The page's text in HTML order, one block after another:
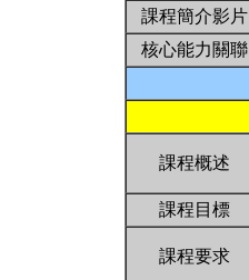
課程簡介影片
核心能力關聯
課程概述
課程目標
課程要求